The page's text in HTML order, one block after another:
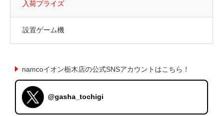
入荷プライズ
設置ゲーム機
namcoイオン栃木店の公式SNSアカウントはこちら！
@gasha_tochigi